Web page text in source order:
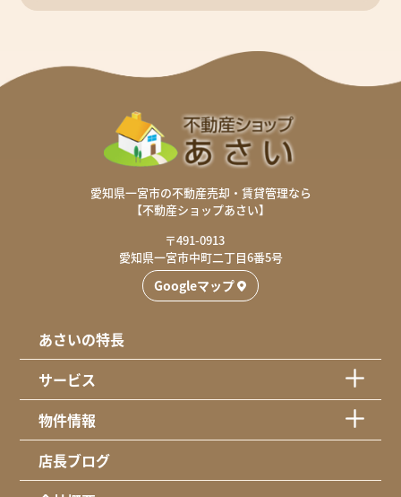
愛知県一宮市の不動産売却・賃貸管理なら
【不動産ショップあさい】
〒491-0913
愛知県一宮市中町二丁目6番5号
Googleマップ
あさいの特長
サービス
物件情報
店長ブログ